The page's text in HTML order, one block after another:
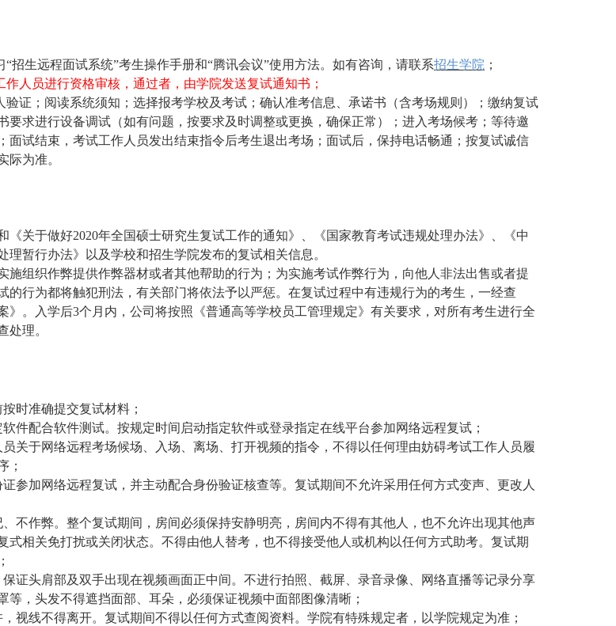
招生远程面试系统”考生操作手册和“腾讯会议”使用方法。如有咨询，请联系招生学院 ；
作人员进行资格审核，通过者，由学院发送复试通知书；
证；阅读系统须知；选择报考学校及考试；确认准考信息、承诺书（含考场规则）；缴纳复试
求进行设备调试（如有问题，按要求及时调整或更换，确保正常）；进入考场候考；等待邀
试结束，考试工作人员发出结束指令后考生退出考场；面试后，保持电话畅通；按复试诚信
际为准。
《关于做好2020年全国硕士研究生复试工作的通知》、《国家教育考试违规处理办法》、《中
暂行办法》以及学校和招生学院发布的复试相关信息。
组织作弊提供作弊器材或者其他帮助的行为；为实施考试作弊行为，向他人非法出售或者提
行为都将触犯刑法，有关部门将依法予以严惩。在复试过程中有违规行为的考生，一经查
》。入学后3个月内，公司将按照《普通高等学校员工管理规定》有关要求，对所有考生进行全
处理。
时准确提交复试材料；
件配合软件测试。按规定时间启动指定软件或登录指定在线平台参加网络远程复试；
关于网络远程考场候场、入场、离场、打开视频的指令，不得以任何理由妨碍考试工作人员履
；
参加网络远程复试，并主动配合身份验证核查等。复试期间不允许采用任何方式变声、更改人
不作弊。整个复试期间，房间必须保持安静明亮，房间内不得有其他人，也不允许出现其他声
相关免打扰或关闭状态。不得由他人替考，也不得接受他人或机构以任何方式助考。复试期
证头肩部及双手出现在视频画面正中间。不进行拍照、截屏、录音录像、网络直播等记录分享
，头发不得遮挡面部、耳朵，必须保证视频中面部图像清晰；
视线不得离开。复试期间不得以任何方式查阅资料。学院有特殊规定者，以学院规定为准；